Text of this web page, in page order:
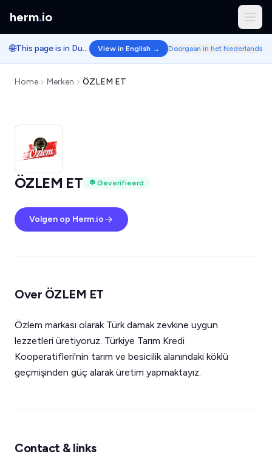
herm.io
🌐 This page is in Dutch. View in English → Doorgaan in het Nederlands
Home Merken ÖZLEM ET
ÖZLEM ET Geverifieerd
Volgen op Herm.io
Over ÖZLEM ET
Özlem markası olarak Türk damak zevkine uygun
lezzetleri üretiyoruz. Türkiye Tarım Kredi
Kooperatifleri'nin tarım ve besicilik alanındaki köklü
geçmişinden güç alarak üretim yapmaktayız.
Contact & links